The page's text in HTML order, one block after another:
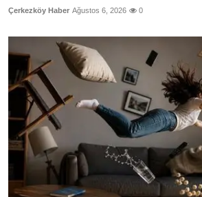
Çerkezköy Haber Ağustos 6, 2026 0